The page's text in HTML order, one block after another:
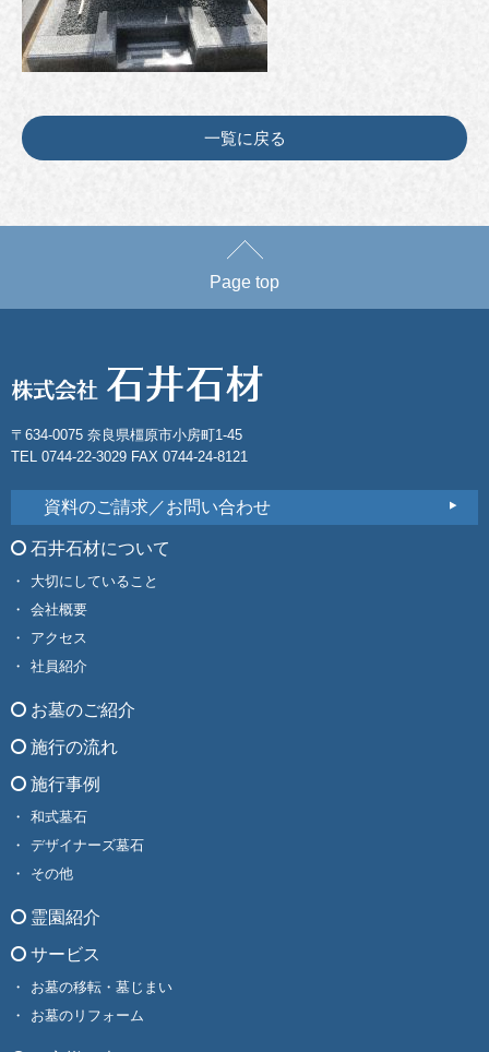
一覧に戻る
Page top
〒634-0075 奈良県橿原市小房町1-45
TEL 0744-22-3029 FAX 0744-24-8121
資料のご請求／お問い合わせ
石井石材について
大切にしていること
会社概要
アクセス
社員紹介
お墓のご紹介
施行の流れ
施行事例
和式墓石
デザイナーズ墓石
その他
霊園紹介
サービス
お墓の移転・墓じまい
お墓のリフォーム